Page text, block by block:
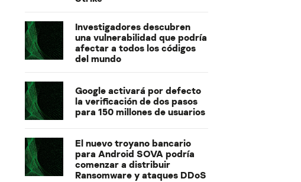
Investigadores descubren
una vulnerabilidad que podría
afectar a todos los códigos
del mundo
Google activará por defecto
la verificación de dos pasos
para 150 millones de usuarios
El nuevo troyano bancario
para Android SOVA podría
comenzar a distribuir
Ransomware y ataques DDoS